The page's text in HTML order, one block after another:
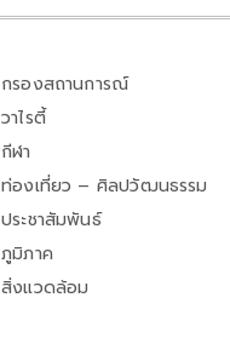
กรองสถานการณ์
วาไรตี้
กีฬา
ท่องเที่ยว – ศิลปวัฒนธรรม
ประชาสัมพันธ์
ภูมิภาค
สิ่งแวดล้อม